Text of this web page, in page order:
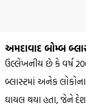
અમદાવાદ બોમ્બ
ઉલ્લેખનીય છે કે વર્ષ
બ્લાસ્ટમાં અનેક
ઘાયલ થયા હતા, જેને